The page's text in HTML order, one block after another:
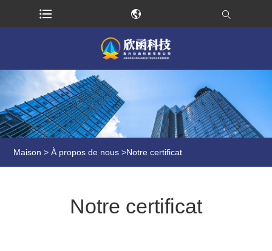
Maison > À propos de nous >Notre certificat
Notre certificat